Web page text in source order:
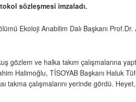
sözleşmesi imzaladı.
Ekoloji Anabilim Dalı Başkanı
ve halka takım çalışmalarına
Halimoğlu, TİSOYAB Başkanı Haluk
takma çalışmalarını yerinde gördü.